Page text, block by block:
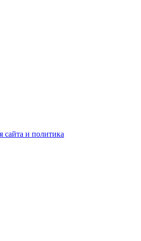
сайта и политика